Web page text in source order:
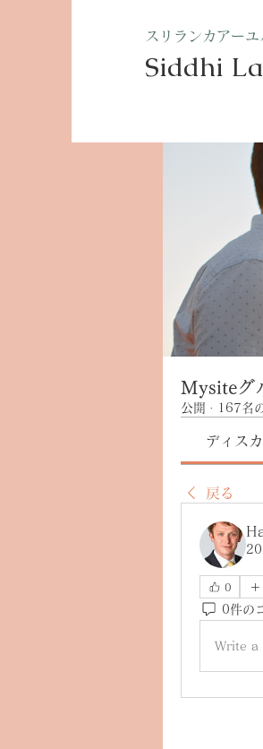
スリランカアー
Siddhi
Mysiteグ
公開 · 167名
ディス
戻る
0
0件の
Write a